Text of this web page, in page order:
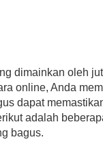
dimainkan oleh
online, Anda
dapat
adalah
bagus.